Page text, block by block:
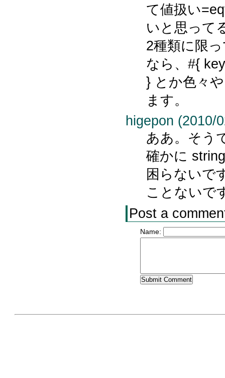
て値扱い
いと思って
2種類に限
なら、#{
} とか色々
ます。
higepon (2010/
ああ。そう
確かに
困らないで
ことないで
Post a
Name: